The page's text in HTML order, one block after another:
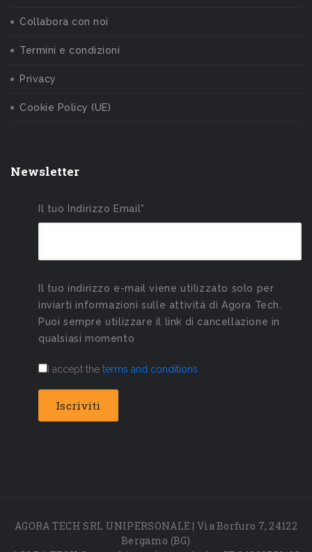
Collabora con noi
Termini e condizioni
Privacy
Cookie Policy (UE)
Newsletter
Il tuo Indirizzo Email*
Il tuo indirizzo e-mail viene utilizzato solo per
inviarti informazioni sulle attività di Agora Tech.
Puoi sempre utilizzare il link di cancellazione in
qualsiasi momento
I accept the terms and conditions
AGORA TECH SRL UNIPERSONALE | Via Borfuro 7, 24122
Bergamo (BG)